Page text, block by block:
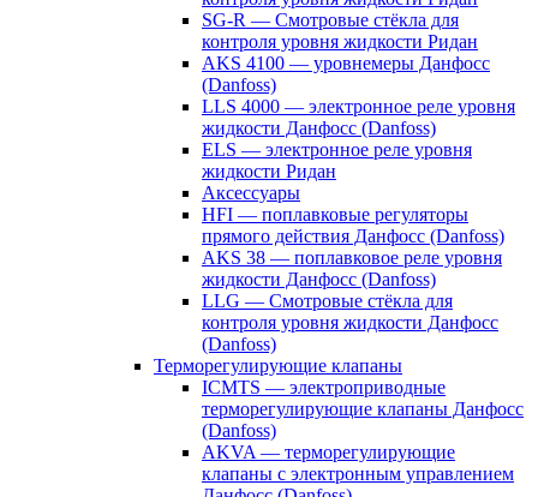
SG-R — Смотровые стёкла для
контроля уровня жидкости Ридан
AKS 4100 — уровнемеры Данфосс
(Danfoss)
LLS 4000 — электронное реле уровня
жидкости Данфосс (Danfoss)
ELS — электронное реле уровня
жидкости Ридан
Аксессуары
HFI — поплавковые регуляторы
прямого действия Данфосс (Danfoss)
AKS 38 — поплавковое реле уровня
жидкости Данфосс (Danfoss)
LLG — Смотровые стёкла для
контроля уровня жидкости Данфосс
(Danfoss)
Терморегулирующие клапаны
ICMTS — электроприводные
терморегулирующие клапаны Данфосс
(Danfoss)
AKVA — терморегулирующие
клапаны с электронным управлением